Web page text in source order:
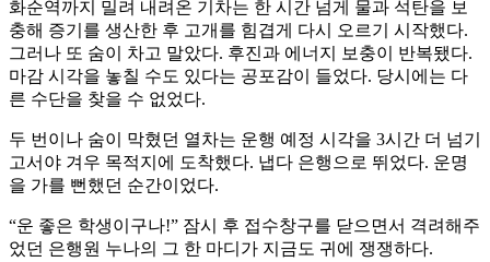
화순역까지 밀려 내려온 기차는 한 시간 넘게 물과 석탄을 보
충해 증기를 생산한 후 고개를 힘겹게 다시 오르기 시작했다.
그러나 또 숨이 차고 말았다. 후진과 에너지 보충이 반복됐다.
마감 시각을 놓칠 수도 있다는 공포감이 들었다. 당시에는 다
른 수단을 찾을 수 없었다.
두 번이나 숨이 막혔던 열차는 운행 예정 시각을 3시간 더 넘기
고서야 겨우 목적지에 도착했다. 냅다 은행으로 뛰었다. 운명
을 가를 뻔했던 순간이었다.
“운 좋은 학생이구나!” 잠시 후 접수창구를 닫으면서 격려해주
었던 은행원 누나의 그 한 마디가 지금도 귀에 쟁쟁하다.